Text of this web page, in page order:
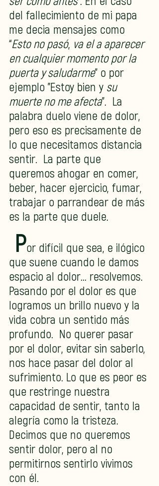
del fallecimiento de mi papa
me decia mensajes como
“Esto no pasó, va el a aparecer
en cualquier momento por la
puerta y saludarme” o por
ejemplo "Estoy bien y su
muerte no me afecta”.  La
palabra duelo viene de dolor,
pero eso es precisamente de
lo que necesitamos distancia
sentir.  La parte que
queremos ahogar en comer,
beber, hacer ejercicio, fumar,
trabajar o parrandear de más
es la parte que duele.
Por difícil que sea, e ilógico
que suene cuando le damos
espacio al dolor... resolvemos.
Pasando por el dolor es que
logramos un brillo nuevo y la
vida cobra un sentido más
profundo.  No querer pasar
por el dolor, evitar sin saberlo,
nos hace pasar del dolor al
sufrimiento. Lo que es peor es
que restringe nuestra
capacidad de sentir, tanto la
alegría como la tristeza.
Decimos que no queremos
sentir dolor, pero al no
permitirnos sentirlo vivimos
con él.